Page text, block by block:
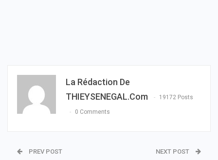
La Rédaction De
THIEYSENEGAL.com
19172 Posts
0 Comments
PREV POST NEXT POST